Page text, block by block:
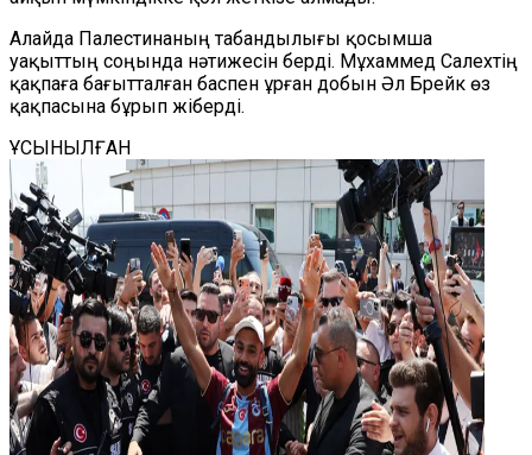
Алайда Палестинаның табандылығы қосымша
уақыттың соңында нәтижесін берді. Мұхаммед Салехтің
қақпаға бағытталған баспен ұрған добын Әл Брейк өз
қақпасына бұрып жіберді.
ҰСЫНЫЛҒАН